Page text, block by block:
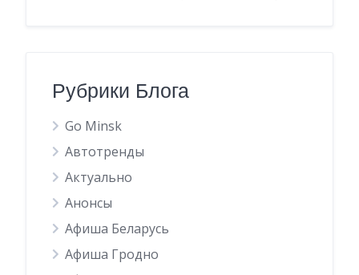
Рубрики Блога
Go Minsk
Автотренды
Актуально
Анонсы
Афиша Беларусь
Афиша Гродно